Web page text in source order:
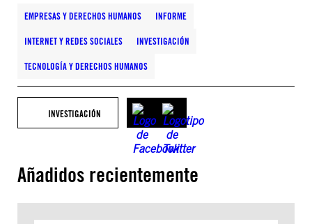
EMPRESAS Y DERECHOS HUMANOS INFORME
INTERNET Y REDES SOCIALES INVESTIGACIÓN
TECNOLOGÍA Y DERECHOS HUMANOS
INVESTIGACIÓN
Añadidos recientemente